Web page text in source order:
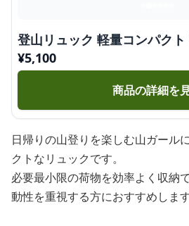
登山リュック 軽量コンパク
¥5,100
商品の詳細を
日帰りの山登りを楽しむ山ガール
クトなリュックです。
必要最小限の荷物を効率よく収納
動性を重視する方におすすめします